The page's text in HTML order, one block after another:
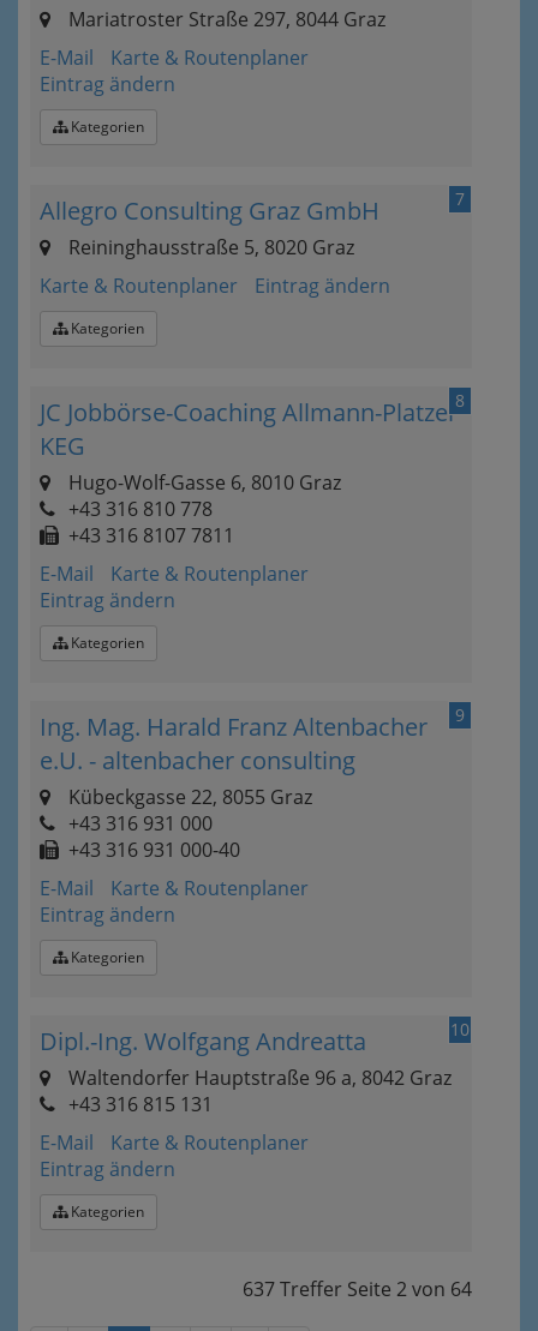
Mariatroster Straße 297, 8044 Graz
E-Mail
Karte & Routenplaner
Eintrag ändern
Kategorien
7
Allegro Consulting Graz GmbH
Reininghausstraße 5, 8020 Graz
Karte & Routenplaner
Eintrag ändern
Kategorien
8
JC Jobbörse-Coaching Allmann-Platzer
KEG
Hugo-Wolf-Gasse 6, 8010 Graz
+43 316 810 778
+43 316 8107 7811
E-Mail
Karte & Routenplaner
Eintrag ändern
Kategorien
9
Ing. Mag. Harald Franz Altenbacher
e.U. - altenbacher consulting
Kübeckgasse 22, 8055 Graz
+43 316 931 000
+43 316 931 000-40
E-Mail
Karte & Routenplaner
Eintrag ändern
Kategorien
10
Dipl.-Ing. Wolfgang Andreatta
Waltendorfer Hauptstraße 96 a, 8042 Graz
+43 316 815 131
E-Mail
Karte & Routenplaner
Eintrag ändern
Kategorien
637 Treffer Seite 2von 64